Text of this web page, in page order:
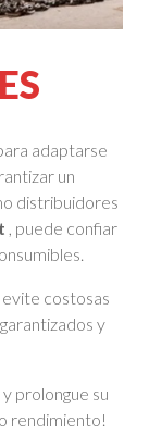
adaptarse
un
distribuidores
, puede confiar
costosas
y
prolongue su
rendimiento!